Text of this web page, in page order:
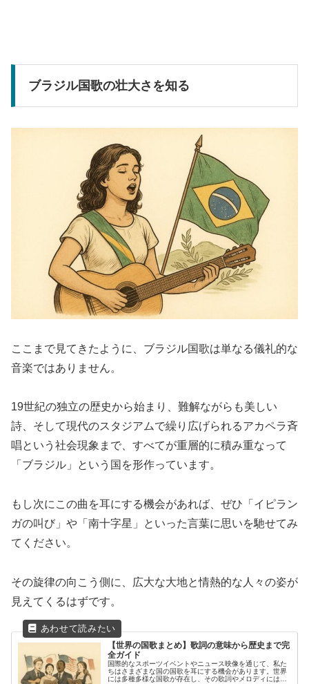
ブラジル国歌の壮大さを知る
ここまで見てきたように、ブラジル国歌は単なる儀礼的な
音楽ではありません。
19世紀の独立の歴史から始まり、難解ながらも美しい
詩、そして現代のスタジアムで繰り広げられるアカペラ斉
唱という社会現象まで、すべてが重層的に積み重なって
「ブラジル」という国を形作っています。
もし次にこの曲を耳にする機会があれば、ぜひ「イピラン
ガの叫び」や「南十字星」といった言葉に思いを馳せてみ
てください。
その旋律の向こう側に、広大な大地と情熱的な人々の姿が
見えてくるはずです。
【世界の国歌まとめ】歌詞の意味から歴史まで完
全ガイド
国際的なスポーツイベントやニュース映像を通じて、私た
ちはさまざまな国の国歌を耳にする機会があります。世界
には多種多様な国歌が存在し、その歌詞やメロディには各